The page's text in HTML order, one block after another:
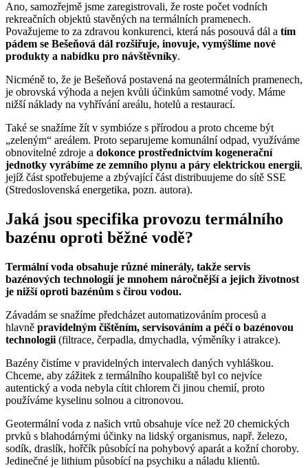
Ano, samozřejmě jsme zaregistrovali, že roste počet vodních
rekreačních objektů stavěných na termálních pramenech.
Považujeme to za zdravou konkurenci, která nás posouvá dál a tím
pádem se Bešeňová dál rozšiřuje, inovuje, vymýšlíme nové
produkty a nabídku pro návštěvníky.
Nicméně to, že je Bešeňová postavená na geotermálních pramenech,
je obrovská výhoda a nejen kvůli účinkům samotné vody. Máme
nižší náklady na vyhřívání areálu, hotelů a restaurací.
Také se snažíme žít v symbióze s přírodou a proto chceme být
„zeleným“ areálem. Proto separujeme komunální odpad, využíváme
obnovitelné zdroje a dokonce prostřednictvím kogenerační
jednotky vyrábíme ze zemního plynu a páry elektrickou energii,
jejíž část spotřebujeme a zbývající část distribuujeme do sítě SSE
(Stredoslovenská energetika, pozn. autora).
Jaká jsou specifika provozu termálního
bazénu oproti běžné vodě?
Termální voda obsahuje různé minerály, takže servis
bazénových technologií je mnohem náročnější a jejich životnost
je nižší oproti bazénům s čirou vodou.
Závadám se snažíme předcházet automatizováním procesů a
hlavně pravidelným čištěním, servisováním a péčí o bazénovou
technologii (filtrace, čerpadla, dmychadla, výměníky i atrakce).
Bazény čistíme v pravidelných intervalech daných vyhláškou.
Chceme, aby zážitek z termálního koupaliště byl co nejvíce
autentický a voda nebyla cítit chlorem či jinou chemií, proto
používáme kyselinu solnou a citronovou.
Geotermální voda z našich vrtů obsahuje více než 20 chemických
prvků s blahodárnými účinky na lidský organismus, např. železo,
sodík, draslík, hořčík působící na pohybový aparát a kožní choroby.
Jedinečné je lithium působící na psychiku a náladu klientů.